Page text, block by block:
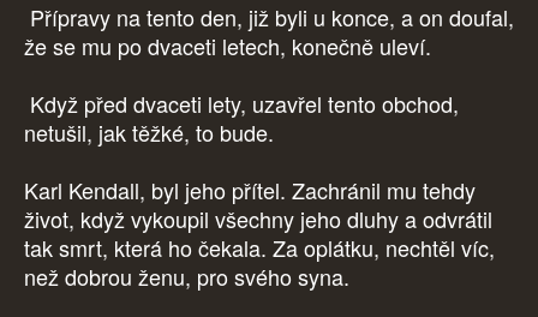
Přípravy na tento den, již byli u konce, a on doufal,
že se mu po dvaceti letech, konečně uleví.
Když před dvaceti lety, uzavřel tento obchod,
netušil, jak těžké, to bude.
Karl Kendall, byl jeho přítel. Zachránil mu tehdy
život, když vykoupil všechny jeho dluhy a odvrátil
tak smrt, která ho čekala. Za oplátku, nechtěl víc,
než dobrou ženu, pro svého syna.